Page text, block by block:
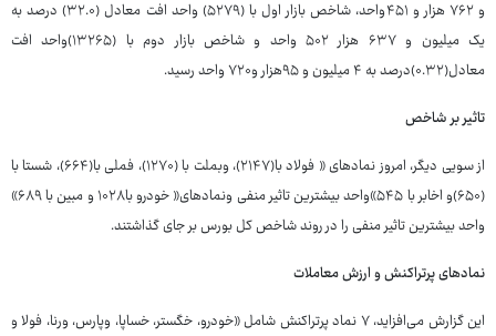
و ۷۶۲ هزار و ۴۵۱واحد، شاخص بازار اول با (۵۲۷۹) واحد افت معادل (۳۲.۰) درصد به
یک میلیون و ۶۳۷ هزار ۵۰۲ واحد و شاخص بازار دوم با (۱۳۲۶۵)واحد افت
معادل(۰.۳۲)درصد به ۴ میلیون و ۹۵هزار و۷۲۰ واحد رسید.
تاثیر بر شاخص
از سویی دیگر، امروز نمادهای « فولاد با(۲۱۴۷)، وبملت با (۱۲۷۰)، فملی با(۶۶۴)، شستا با
(۶۵۰)و اخابر با ۵۴۵»واحد بیشترین تاثیر منفی ونمادهای« خودرو با۱۰۲۸ و مبین با ۶۸۹»
واحد بیشترین تاثیر منفی را در روند شاخص کل بورس بر جای گذاشتند.
نمادهای پرتراکنش و ارزش معاملات
این گزارش می‌افزاید، ۷ نماد پرتراکنش شامل «خودرو، خگستر، خساپا، وپارس، ورنا، فولا و